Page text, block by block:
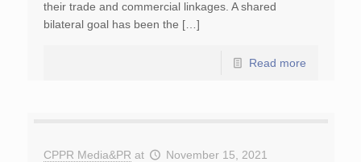
their trade and commercial linkages. A shared
bilateral goal has been the […]
Read more
CPPR Media&PR at November 15, 2021